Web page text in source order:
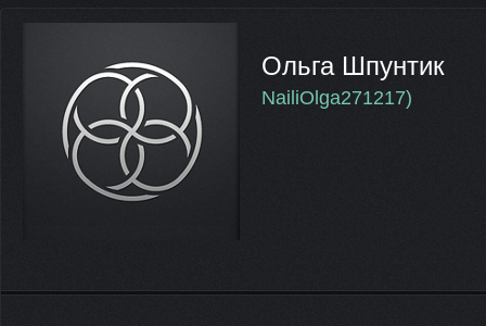
Ольга Шпунтик
NailiOlga271217)